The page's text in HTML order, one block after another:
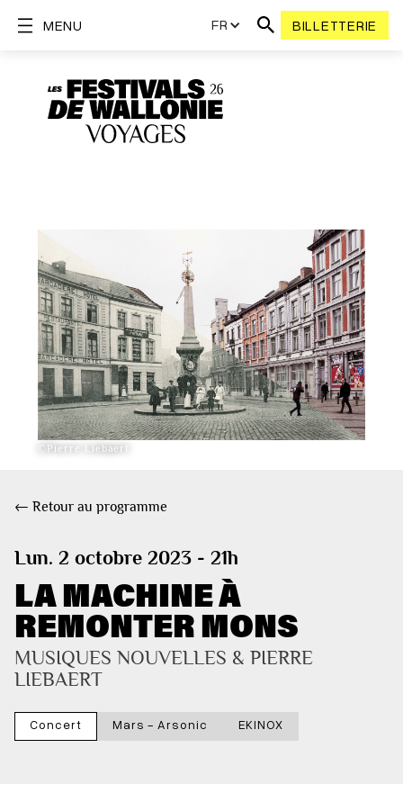
FR BILLETTERIE
MENU
©Pierre Liebaert
← Retour au programme
Lun. 2 octobre 2023 - 21h
LA MACHINE À
REMONTER MONS
MUSIQUES NOUVELLES & PIERRE
LIEBAERT
Concert Mars - Arsonic EKINOX